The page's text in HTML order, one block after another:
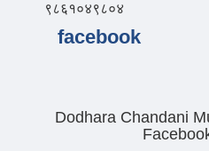
९८६१०४९८०४
facebook
Dodhara Chandani